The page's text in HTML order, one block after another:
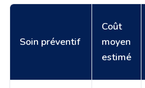
Soin préventif
Coût
moyen
estimé